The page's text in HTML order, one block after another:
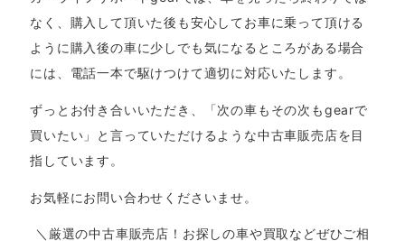
なく、購入して頂いた後も安心してお車に乗って頂ける
ように購入後の車に少しでも気になるところがある場合
には、電話一本で駆けつけて適切に対応いたします。
ずっとお付き合いいただき、「次の車もその次もgearで
買いたい」と言っていただけるような中古車販売店を目
指しています。
お気軽にお問い合わせくださいませ。
＼厳選の中古車販売店！お探しの車や買取などぜひご相